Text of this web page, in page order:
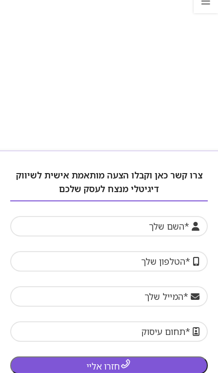
צרו קשר כאן וקבלו הצעה מותאמת אישית לשיווק
דיגיטלי מנצח לעסק שלכם
חזרו אליי